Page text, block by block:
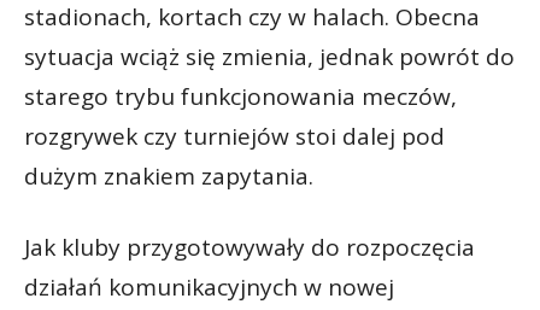
stadionach, kortach czy w halach. Obecna
sytuacja wciąż się zmienia, jednak powrót do
starego trybu funkcjonowania meczów,
rozgrywek czy turniejów stoi dalej pod
dużym znakiem zapytania.
Jak kluby przygotowywały do rozpoczęcia
działań komunikacyjnych w nowej